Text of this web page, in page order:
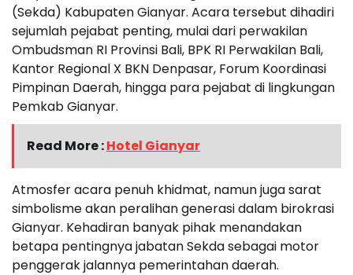
(Sekda) Kabupaten Gianyar. Acara tersebut dihadiri
sejumlah pejabat penting, mulai dari perwakilan
Ombudsman RI Provinsi Bali, BPK RI Perwakilan Bali,
Kantor Regional X BKN Denpasar, Forum Koordinasi
Pimpinan Daerah, hingga para pejabat di lingkungan
Pemkab Gianyar.
Read More :Hotel Gianyar
Atmosfer acara penuh khidmat, namun juga sarat
simbolisme akan peralihan generasi dalam birokrasi
Gianyar. Kehadiran banyak pihak menandakan
betapa pentingnya jabatan Sekda sebagai motor
penggerak jalannya pemerintahan daerah.